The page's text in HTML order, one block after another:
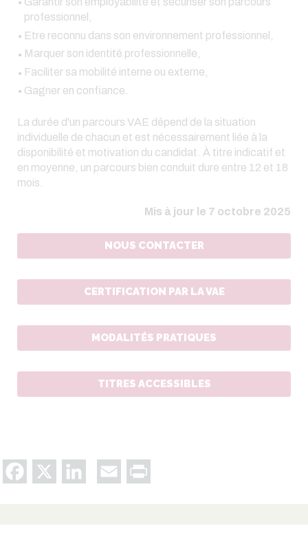
professionnel,
Etre reconnu dans son environnement professionnel,
Marquer son identité professionnelle,
Faciliter sa mobilité interne ou externe,
Gagner en confiance.
La durée d'un parcours VAE dépend de la situation
individuelle de chacun et est nécessairement liée à la
disponibilité et motivation du candidat. À titre indicatif et
en moyenne, un parcours bien conduit dure entre 12 et 18
mois.
Mis à jour le 7 octobre 2025
NOUS CONTACTER
CERTIFICATION PAR LA VAE
MODALITÉS PRATIQUES
TITRES ACCESSIBLES
Facebook LinkedIn Email